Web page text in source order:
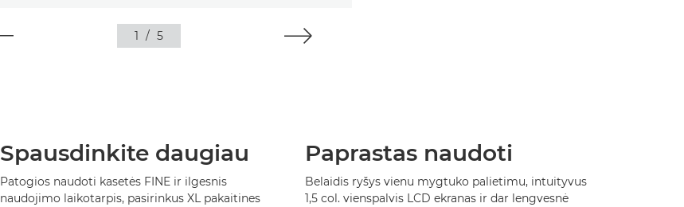
1 / 5
Spausdinkite daugiau
Patogios naudoti kasetės FINE ir ilgesnis
naudojimo laikotarpis, pasirinkus XL pakaitines
Paprastas naudoti
Belaidis ryšys vienu mygtuko palietimu, intuityvus
1,5 col. vienspalvis LCD ekranas ir dar lengvesnė